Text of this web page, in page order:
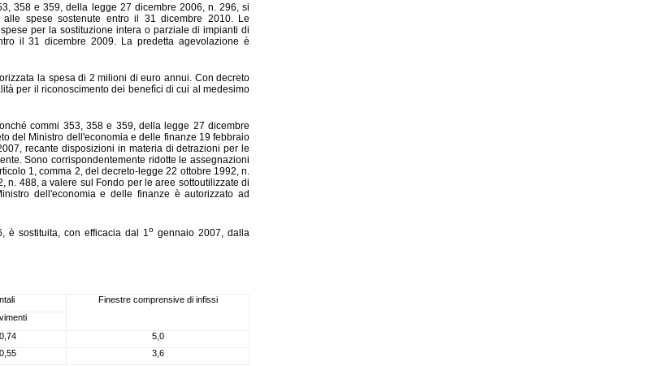
, 358 e 359, della legge 27 dicembre 2006, n. 296, si
spese sostenute entro il 31 dicembre 2010. Le
per la sostituzione intera o parziale di impianti di
il 31 dicembre 2009. La predetta agevolazione è
la spesa di 2 milioni di euro annui. Con decreto
per il riconoscimento dei benefìci di cui al medesimo
commi 353, 358 e 359, della legge 27 dicembre
del Ministro dell'economia e delle finanze 19 febbraio
recante disposizioni in materia di detrazioni per le
Sono corrispondentemente ridotte le assegnazioni
1, comma 2, del decreto-legge 22 ottobre 1992, n.
n. 488, a valere sul Fondo per le aree sottoutilizzate di
dell'economia e delle finanze è autorizzato ad
è sostituita, con efficacia dal 1o gennaio 2007, dalla
Finestre comprensive di infissi
0,74
5,0
0,55
3,6